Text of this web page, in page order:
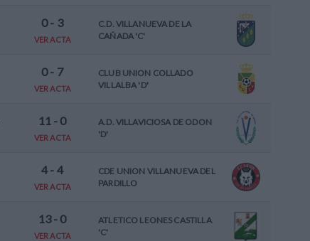
0- 3
VER ACTA
C.D. VILLANUEVA DE LA
CAÑADA 'C'
0- 7
VER ACTA
CLUB UNION COLLADO
VILLALBA 'D'
11- 0
VER ACTA
A.D. VILLAVICIOSA DE ODON
'D'
4- 4
VER ACTA
CDE UNION VILLANUEVA DEL
PARDILLO
13- 0
VER ACTA
ATLETICO LEONES CASTILLA
'C'